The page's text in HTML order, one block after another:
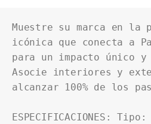
Muestre su marca en la
para un impacto único y
Asocie interiores y
alcanzar 100% de los
ESPECIFICACIONES: